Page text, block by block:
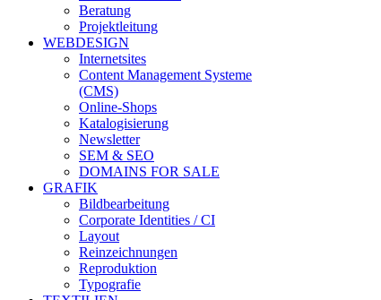
Beratung
Projektleitung
WEBDESIGN
Internetsites
Content Management Systeme
(CMS)
Online-Shops
Katalogisierung
Newsletter
SEM & SEO
DOMAINS FOR SALE
GRAFIK
Bildbearbeitung
Corporate Identities / CI
Layout
Reinzeichnungen
Reproduktion
Typografie